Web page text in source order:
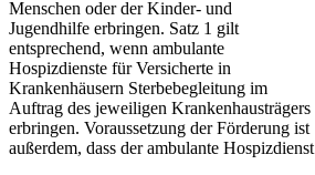
Menschen oder der Kinder- und
Jugendhilfe erbringen. Satz 1 gilt
entsprechend, wenn ambulante
Hospizdienste für Versicherte in
Krankenhäusern Sterbebegleitung im
Auftrag des jeweiligen Krankenhausträgers
erbringen. Voraussetzung der Förderung ist
außerdem, dass der ambulante Hospizdienst